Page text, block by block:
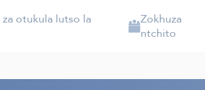
otukula lutso la Zokhuza
ntchito